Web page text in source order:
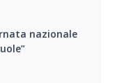
nazionale